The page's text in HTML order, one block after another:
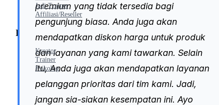
premium yang tidak tersedia bagi
pengunjung biasa. Anda juga akan
mendapatkan diskon harga untuk produk
dan layanan yang kami tawarkan. Selain
itu, Anda juga akan mendapatkan layanan
pelanggan prioritas dari tim kami. Jadi,
jangan sia-siakan kesempatan ini. Ayo
Jadi Trainer
Affiliasi/Reseller
Eksplor
Kreator
Trainer
Psikolog